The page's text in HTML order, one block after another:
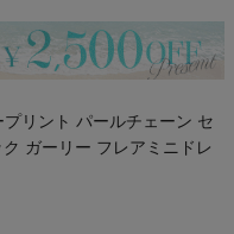
プリント パールチェーン セ
ガーリー フレアミニドレ